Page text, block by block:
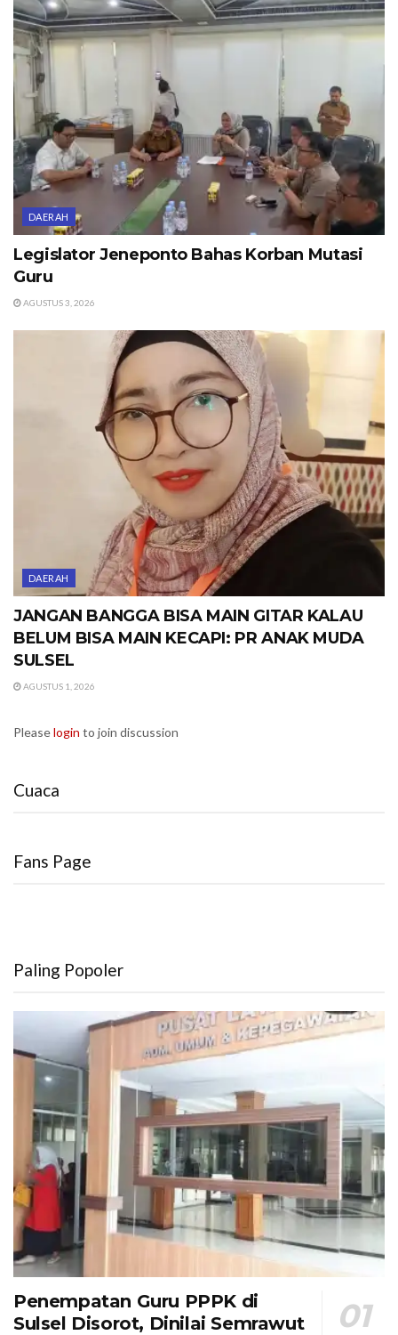
DAERAH
Legislator Jeneponto Bahas Korban Mutasi
Guru
AGUSTUS 3, 2026
DAERAH
JANGAN BANGGA BISA MAIN GITAR KALAU
BELUM BISA MAIN KECAPI: PR ANAK MUDA
SULSEL
AGUSTUS 1, 2026
Pleaselogin to join discussion
Cuaca
Fans Page
Paling Popoler
Penempatan Guru PPPK di
Sulsel Disorot, Dinilai Semrawut